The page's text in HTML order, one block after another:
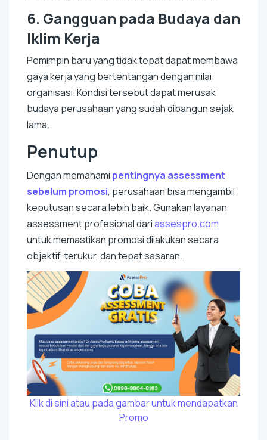
6. Gangguan pada Budaya dan
Iklim Kerja
Pemimpin baru yang tidak tepat dapat membawa
gaya kerja yang bertentangan dengan nilai
organisasi. Kondisi tersebut dapat merusak
budaya perusahaan yang sudah dibangun sejak
lama.
Penutup
Dengan memahami pentingnya assessment
sebelum promosi, perusahaan bisa mengambil
keputusan secara lebih baik. Gunakan layanan
assessment profesional dariassespro.com
untuk memastikan promosi dilakukan secara
objektif, terukur, dan tepat sasaran.
Klik di sini atau pada gambar untuk mendapatkan
Promo